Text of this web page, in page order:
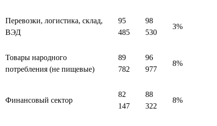
Перевозки, логистика, склад,
ВЭД
95
485
98
530
3%
Товары народного
потребления (не пищевые)
89
782
96
977
8%
Финансовый сектор
82
147
88
322
8%